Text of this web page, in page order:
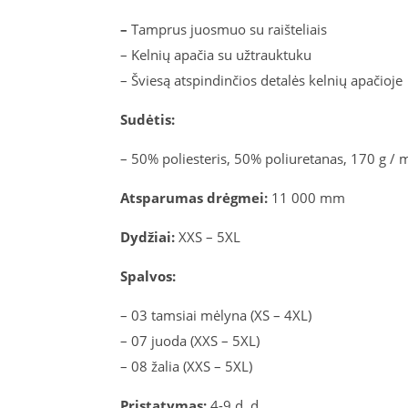
– Tamprus juosmuo su raišteliais
– Kelnių apačia su užtrauktuku
– Šviesą atspindinčios detalės kelnių apačioje
Sudėtis:
– 50% poliesteris, 50% poliuretanas, 170 g /
Atsparumas drėgmei: 11 000 mm
Dydžiai: XXS – 5XL
Spalvos:
– 03 tamsiai mėlyna (XS – 4XL)
– 07 juoda (XXS – 5XL)
– 08 žalia (XXS – 5XL)